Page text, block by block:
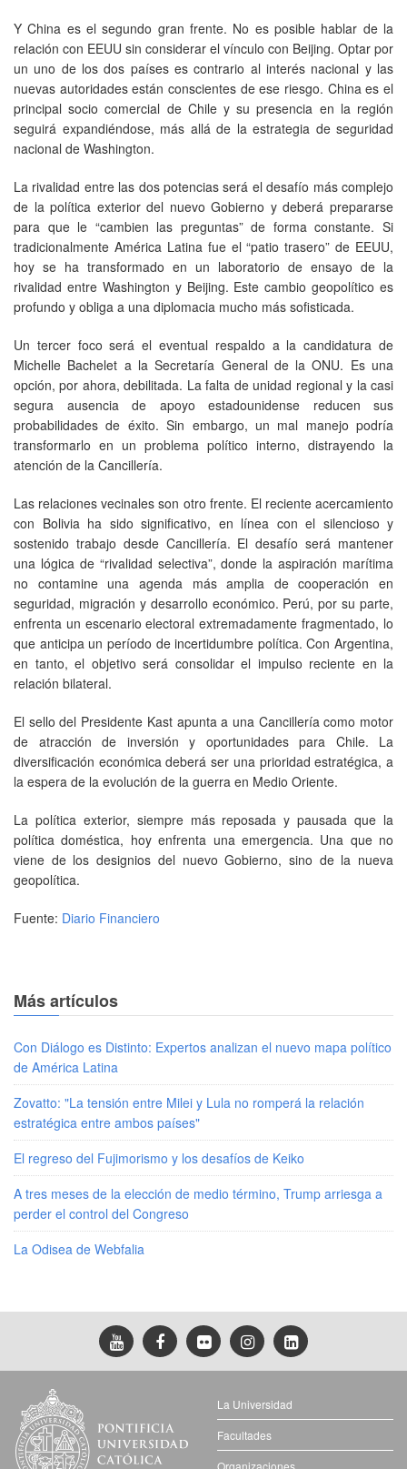
Y China es el segundo gran frente. No es posible hablar de la
relación con EEUU sin considerar el vínculo con Beijing. Optar por
un uno de los dos países es contrario al interés nacional y las
nuevas autoridades están conscientes de ese riesgo. China es el
principal socio comercial de Chile y su presencia en la región
seguirá expandiéndose, más allá de la estrategia de seguridad
nacional de Washington.
La rivalidad entre las dos potencias será el desafío más complejo
de la política exterior del nuevo Gobierno y deberá prepararse
para que le “cambien las preguntas” de forma constante. Si
tradicionalmente América Latina fue el “patio trasero” de EEUU,
hoy se ha transformado en un laboratorio de ensayo de la
rivalidad entre Washington y Beijing. Este cambio geopolítico es
profundo y obliga a una diplomacia mucho más sofisticada.
Un tercer foco será el eventual respaldo a la candidatura de
Michelle Bachelet a la Secretaría General de la ONU. Es una
opción, por ahora, debilitada. La falta de unidad regional y la casi
segura ausencia de apoyo estadounidense reducen sus
probabilidades de éxito. Sin embargo, un mal manejo podría
transformarlo en un problema político interno, distrayendo la
atención de la Cancillería.
Las relaciones vecinales son otro frente. El reciente acercamiento
con Bolivia ha sido significativo, en línea con el silencioso y
sostenido trabajo desde Cancillería. El desafío será mantener
una lógica de “rivalidad selectiva”, donde la aspiración marítima
no contamine una agenda más amplia de cooperación en
seguridad, migración y desarrollo económico. Perú, por su parte,
enfrenta un escenario electoral extremadamente fragmentado, lo
que anticipa un período de incertidumbre política. Con Argentina,
en tanto, el objetivo será consolidar el impulso reciente en la
relación bilateral.
El sello del Presidente Kast apunta a una Cancillería como motor
de atracción de inversión y oportunidades para Chile. La
diversificación económica deberá ser una prioridad estratégica, a
la espera de la evolución de la guerra en Medio Oriente.
La política exterior, siempre más reposada y pausada que la
política doméstica, hoy enfrenta una emergencia. Una que no
viene de los designios del nuevo Gobierno, sino de la nueva
geopolítica.
Fuente: Diario Financiero
Más artículos
Con Diálogo es Distinto: Expertos analizan el nuevo mapa político
de América Latina
Zovatto: "La tensión entre Milei y Lula no romperá la relación
estratégica entre ambos países"
El regreso del Fujimorismo y los desafíos de Keiko
A tres meses de la elección de medio término, Trump arriesga a
perder el control del Congreso
La Odisea de Webfalia
La Universidad
Facultades
Organizaciones